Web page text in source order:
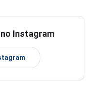
Instagram